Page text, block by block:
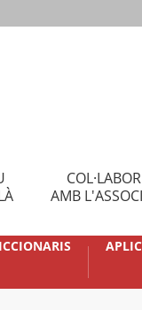
AMB